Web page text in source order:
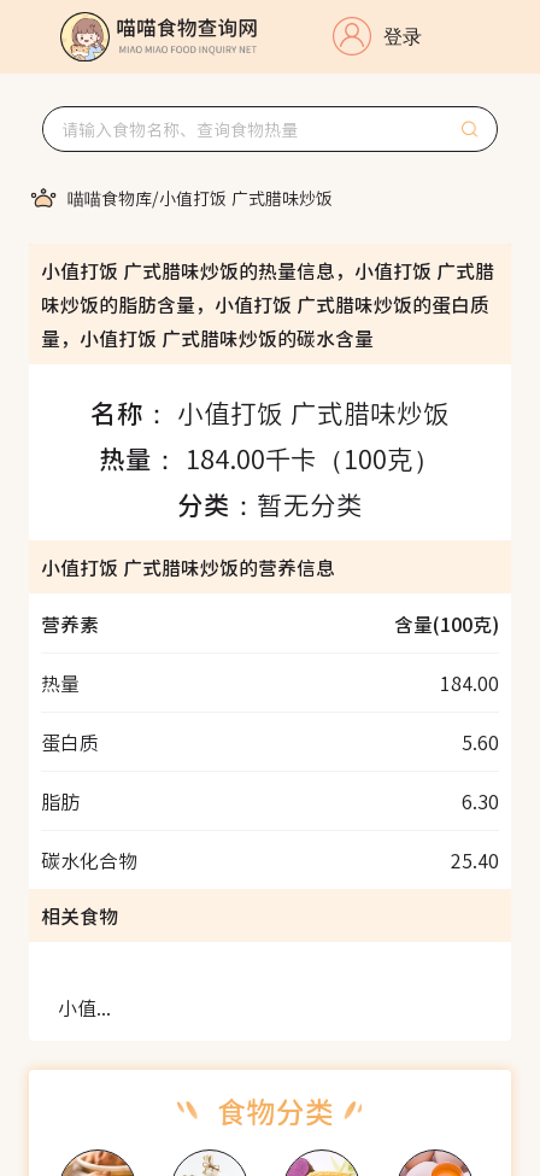
登录
喵喵食物库/小值打饭 广式腊味炒饭
小值打饭 广式腊味炒饭的热量信息，小值打饭 广式腊
味炒饭的脂肪含量，小值打饭 广式腊味炒饭的蛋白质
量，小值打饭 广式腊味炒饭的碳水含量
名称： 小值打饭 广式腊味炒饭
热量： 184.00千卡（100克）
分类： 暂无分类
小值打饭 广式腊味炒饭的营养信息
营养素
含量(100克)
热量 184.00
蛋白质 5.60
脂肪 6.30
碳水化合物
25.40
相关食物
小值打饭 广式腊味炒饭